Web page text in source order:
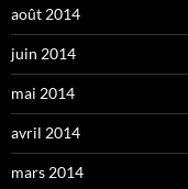
août 2014
juin 2014
mai 2014
avril 2014
mars 2014